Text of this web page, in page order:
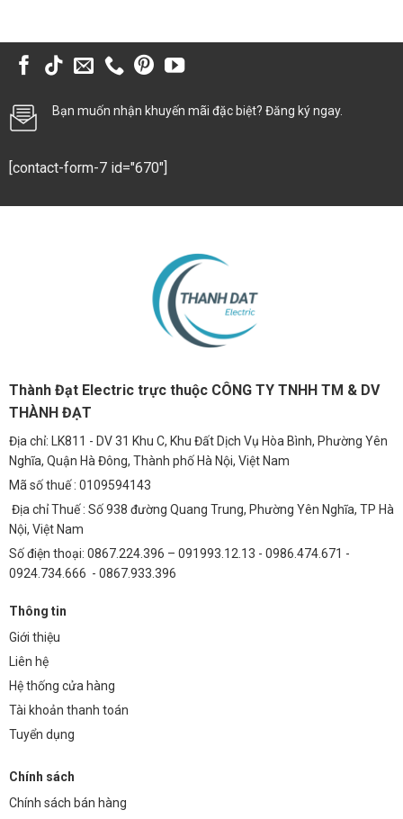
Bạn muốn nhận khuyến mãi đặc biệt? Đăng ký ngay.
[contact-form-7 id="670"]
Thành Đạt Electric trực thuộc CÔNG TY TNHH TM & DV
THÀNH ĐẠT
Địa chỉ: LK811 - DV 31 Khu C, Khu Đất Dịch Vụ Hòa Bình, Phường Yên
Nghĩa, Quận Hà Đông, Thành phố Hà Nội, Việt Nam
Mã số thuế : 0109594143
Địa chỉ Thuế : Số 938 đường Quang Trung, Phường Yên Nghĩa, TP Hà
Nội, Việt Nam
Số điện thoại: 0867.224.396 – 091993.12.13 - 0986.474.671 -
0924.734.666 - 0867.933.396
Thông tin
Giới thiệu
Liên hệ
Hệ thống cửa hàng
Tài khoản thanh toán
Tuyển dụng
Chính sách
Chính sách bán hàng